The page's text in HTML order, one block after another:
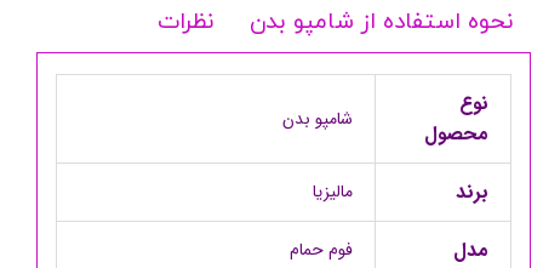
نحوه استفاده از شامپو بدن
نظرات
نوع
محصول
شامپو بدن
برند مالیزیا
مدل فوم حمام